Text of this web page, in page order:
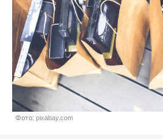
Фото: pixabay.com